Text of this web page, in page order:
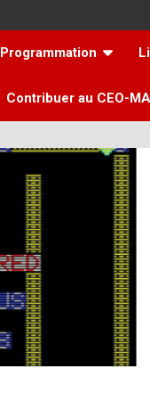
Programmation
Contribuer au CEO-